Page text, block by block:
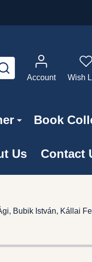
SEARCH
Account
Wish
Book
Us Contact
Bubik István, Kállai